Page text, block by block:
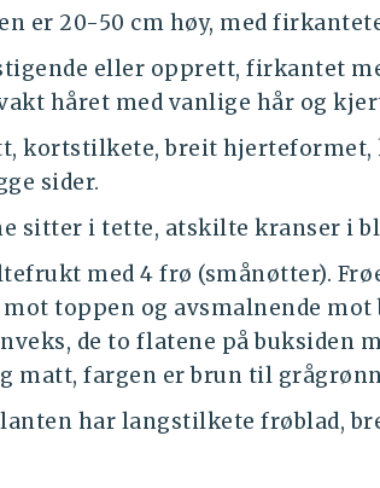
er 20-50 cm høy, med
eller opprett, firkantet
håret med vanlige hår og
kortstilkete, breit hjerteformet,
sider.
sitter i tette, atskilte kranser i
med 4 frø (smånøtter).
toppen og avsmalnende mot
de to flatene på buksiden
matt, fargen er brun til
har langstilkete frøblad,